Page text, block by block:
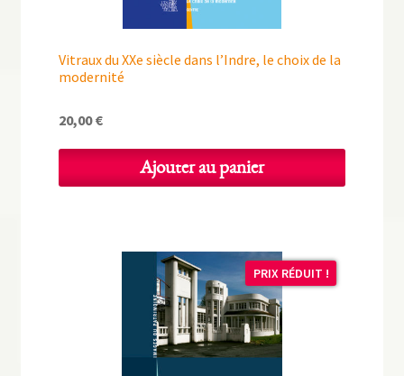
Vitraux du XXe siècle dans l’Indre, le choix de la
modernité
20,00€
Ajouter au panier
PRIX RÉDUIT !